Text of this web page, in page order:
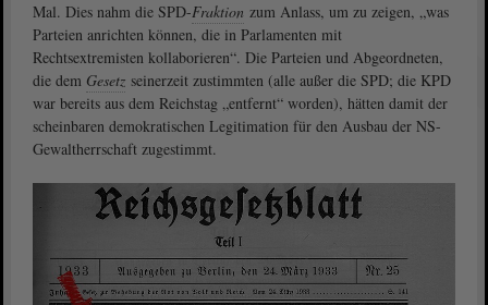
Mal. Dies nahm die SPD-Fraktion zum Anlass, um zu zeigen, „was
Parteien anrichten können, die in Parlamenten mit
Rechtsextremisten kollaborieren“. Die Parteien und Abgeordneten,
die dem Gesetz seinerzeit zustimmten (alle außer die SPD; die KPD
war bereits aus dem Reichstag „entfernt“ worden), hätten damit der
scheinbaren demokratischen Legitimation für den Ausbau der NS-
Gewaltherrschaft zugestimmt.